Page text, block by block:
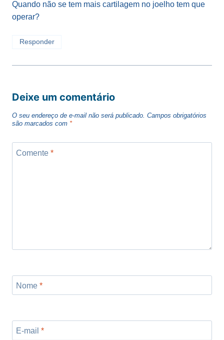
Quando não se tem mais cartilagem no joelho tem que
operar?
Responder
Deixe um comentário
O seu endereço de e-mail não será publicado. Campos obrigatórios
são marcados com *
Comente *
Nome *
E-mail *